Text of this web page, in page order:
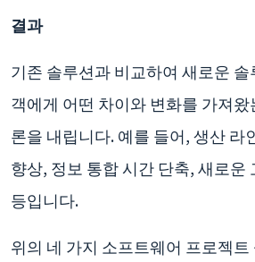
결과
기존 솔루션과 비교하여 새로운
객에게 어떤 차이와 변화를 가져
론을 내립니다. 예를 들어, 생산 라
향상, 정보 통합 시간 단축, 새로운
등입니다.
위의 네 가지 소프트웨어 프로젝